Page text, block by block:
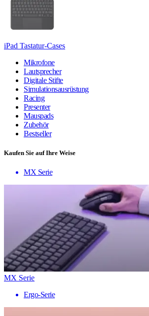
iPad Tastatur-Cases
Mikrofone
Lautsprecher
Digitale Stifte
Simulationsausrüstung
Racing
Presenter
Mauspads
Zubehör
Bestseller
Kaufen Sie auf Ihre Weise
MX Serie
MX Serie
Ergo-Serie